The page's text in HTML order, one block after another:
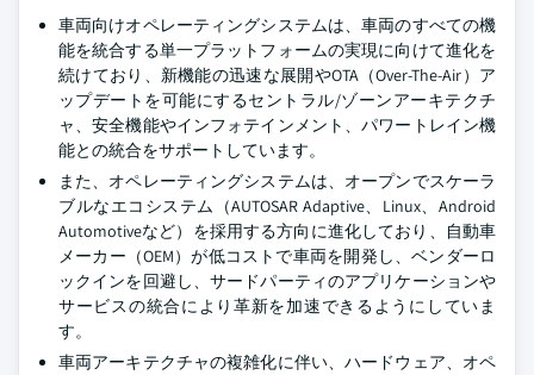
車両向けオペレーティングシステムは、車両のすべての機
能を統合する単一プラットフォームの実現に向けて進化を
続けており、新機能の迅速な展開やOTA（Over-The-Air）ア
ップデートを可能にするセントラル/ゾーンアーキテクチ
ャ、安全機能やインフォテインメント、パワートレイン機
能との統合をサポートしています。
また、オペレーティングシステムは、オープンでスケーラ
ブルなエコシステム（AUTOSAR Adaptive、Linux、Android
Automotiveなど）を採用する方向に進化しており、自動車
メーカー（OEM）が低コストで車両を開発し、ベンダーロ
ックインを回避し、サードパーティのアプリケーションや
サービスの統合により革新を加速できるようにしていま
す。
車両アーキテクチャの複雑化に伴い、ハードウェア、オペ